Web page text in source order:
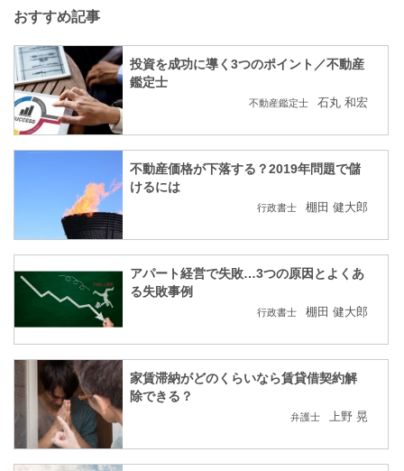
おすすめ記事
投資を成功に導く3つのポイント／不動産
鑑定士
不動産鑑定士 石丸 和宏
不動産価格が下落する？2019年問題で儲
けるには
行政書士 棚田 健大郎
アパート経営で失敗…3つの原因とよくあ
る失敗事例
行政書士 棚田 健大郎
家賃滞納がどのくらいなら賃貸借契約解
除できる？
弁護士 上野 晃